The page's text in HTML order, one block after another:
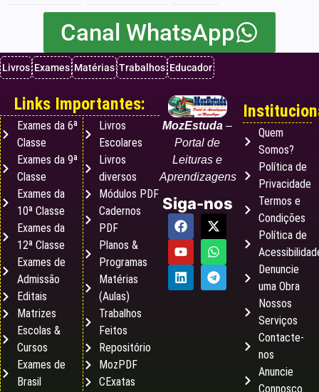
Canal WhatsApp
Livros Exames Matérias Trabalhos Educador
MozEstuda –
Portal de
Leituras e
Aprendizagens
Siga-nos
Quem
Somos?
Política de
Privacidade
Termos e
Condições
Política de
Denuncie
uma Obra
Nossos
Serviços
Contacte-
nos
Anuncie
Connosco
Links Importantes:
Exames da 6ª
Classe
Exames da 9ª
Classe
Exames da
10ª Classe
Exames da
12ª Classe
Exames de
Admissão
Editais
Matrizes
Escolas &
Cursos
Exames de
Brasil
Livros
Escolares
Livros
diversos
Módulos PDF
Cadernos
PDF
Planos &
Programas
Matérias
(Aulas)
Trabalhos
Feitos
Repositório
MozPDF
CExatas